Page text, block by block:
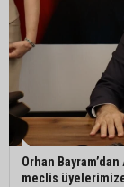
Orhan
meclis üyelerimize